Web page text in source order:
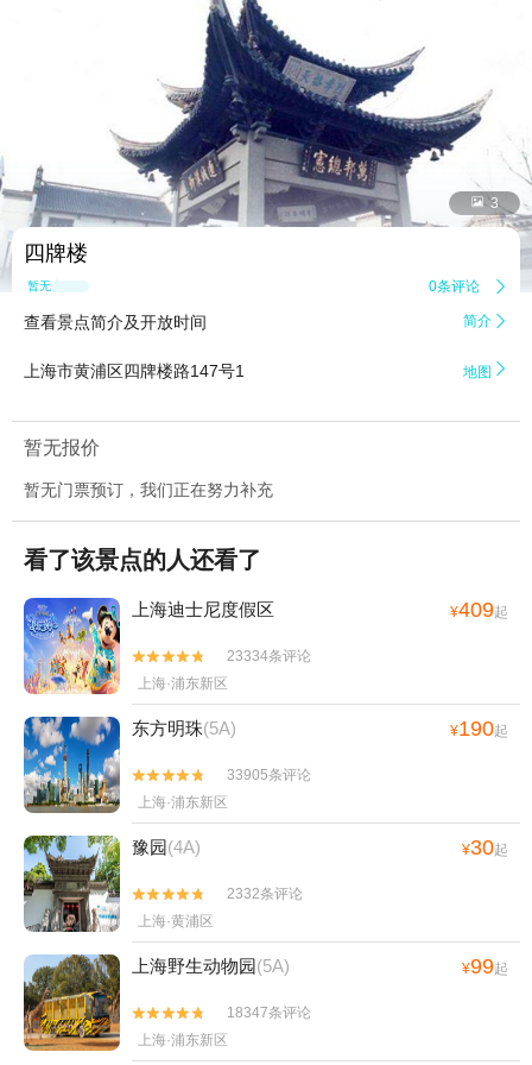
 3
四牌楼
暂无点评 0条评论 
查看景点简介及开放时间 简介 
上海市黄浦区四牌楼路147号1 地图 
暂无报价
暂无门票预订，我们正在努力补充
看了该景点的人还看了
上海迪士尼度假区 ¥409起


23334条评论
上海·浦东新区
东方明珠(5A) ¥190起


33905条评论
上海·浦东新区
豫园(4A) ¥30起


2332条评论
上海·黄浦区
上海野生动物园(5A) ¥99起


18347条评论
上海·浦东新区